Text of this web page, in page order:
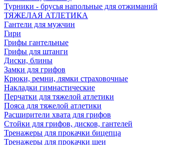
Турники - брусья напольные для отжиманий
ТЯЖЕЛАЯ АТЛЕТИКА
Гантели для мужчин
Гири
Грифы гантельные
Грифы для штанги
Диски, блины
Замки для грифов
Крюки, ремни, лямки страховочные
Накладки гимнастические
Перчатки для тяжелой атлетики
Пояса для тяжелой атлетики
Расширители хвата для грифов
Стойки для грифов, дисков, гантелей
Тренажеры для прокачки бицепца
Тренажеры для прокачки шеи